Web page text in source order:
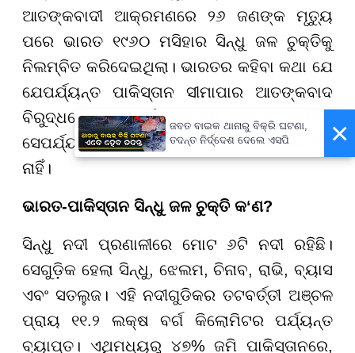
ଆତଙ୍କବାଦୀ ଆକ୍ରମଣରେ ୨୬ ଜଣଙ୍କ ମୃତ୍ୟୁ
ପରେ ଭାରତ ୧୯୬୦ ମସିହାର ସିନ୍ଧୁ ଜଳ ଚୁକ୍ତିକୁ
ନିଲମ୍ବିତ କରିଦେଇଥିଲା। ଭାରତର କହିବା କଥା ଯେ
ଯେପର୍ଯ୍ୟନ୍ତ ପାକିସ୍ତାନ ସୀମାପାର ଆତଙ୍କବାଦ
ବିରୁଦ୍ଧରେ ଦୃଢ କାର୍ଯ୍ୟାନୁଷ୍ଠାନ ଗ୍ରହଣ ନକରିବ,
ସେପର୍ଯ୍ୟନ୍ତ ଏହି ଚୁକ୍ତି ପୁନଃ କାର୍ଯ୍ୟକ୍ଷମ କରାଯିବ
ନାହିଁ।
ଭାରତ-ପାକିସ୍ତାନ ସିନ୍ଧୁ ଜଳ ଚୁକ୍ତି କ‘ଣ?
ସିନ୍ଧୁ ନଦୀ ପ୍ରଣାଳୀରେ ମୋଟ ୬ଟି ନଦୀ ରହିଛି।
ସେଗୁଡ଼ିକ ହେଲା ସିନ୍ଧୁ, ଝେଲମ, ଚିନାବ, ରାଭି, ବ୍ୟାସ
ଏବଂ ସତଲୁଜ। ଏହି ନଦୀଗୁଡିକର ତଟବର୍ତ୍ତୀ ଅଞ୍ଚଳ
ପ୍ରାୟ ୧୧.୨ ଲକ୍ଷ ବର୍ଗ କିଲୋମିଟର ପର୍ଯ୍ୟନ୍ତ
ବ୍ୟାପ୍ତ। ଏଥିମଧ୍ୟରୁ ୪୭% ଜମି ପାକିସ୍ତାନରେ,
×
ଜବତ ବାଇକ ଥାନାରୁ ବିକ୍ରି ଘଟଣା,
ତଦନ୍ତ ନିର୍ଦ୍ଦେଶ ଦେଲେ ଏସପି